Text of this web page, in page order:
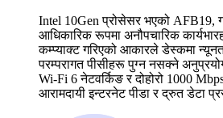
Intel 10Gen प्रोसेसर भएको AFB19,
आधिकारिक रूपमा अनौपचारिक
कम्प्याक्ट गरिएको आकारले डेस्कमा
परम्परागत पीसीहरू पुग्न नसक्ने
Wi-Fi 6 नेटवर्किङ र दोहोरो 1000
आरामदायी इन्टरनेट पीडा र द्रुत डेटा